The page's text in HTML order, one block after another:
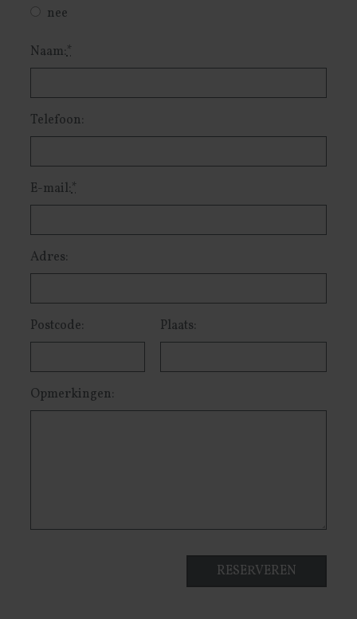
nee
Naam:*
Telefoon:
E-mail:*
Adres:
Postcode: Plaats:
Opmerkingen: